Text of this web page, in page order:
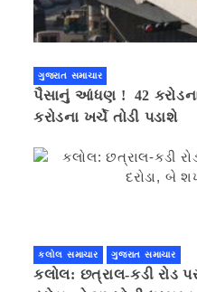
ગુજરાત સમાચાર
પૈસાનું આંધણ ! 42
કરોડના ખર્ચે તોડી પડાશે
કલોલ સમાચાર ગુજરાત સમાચાર
કલોલ: છત્રાલ-કડી રોડ